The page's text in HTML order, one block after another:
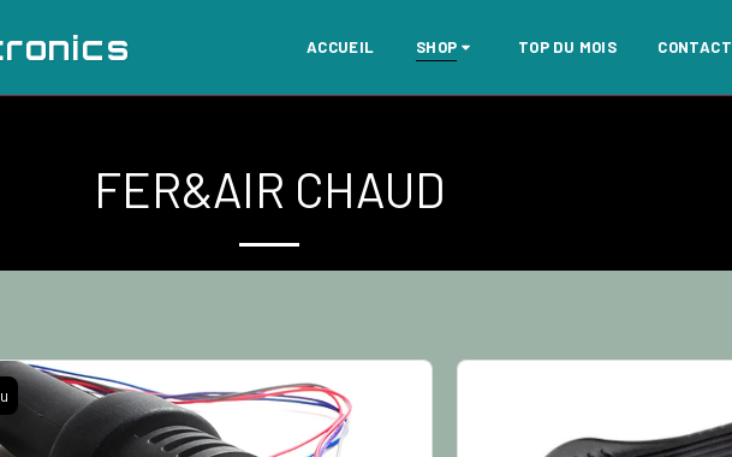
ACCUEIL SHOP TOP DU MOIS CONTACT
FER&AIR CHAUD